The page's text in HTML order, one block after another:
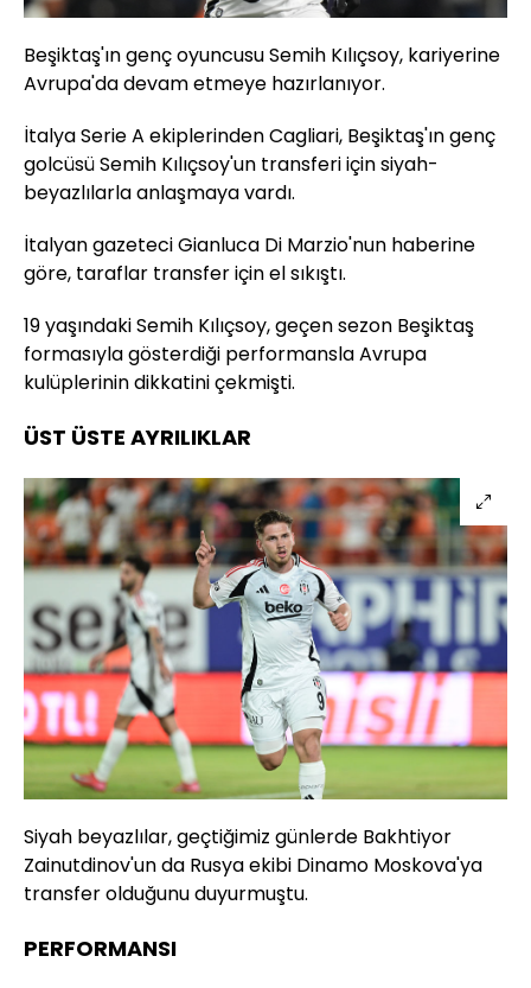
Beşiktaş'ın genç oyuncusu Semih Kılıçsoy, kariyerine
Avrupa'da devam etmeye hazırlanıyor.
İtalya Serie A ekiplerinden Cagliari, Beşiktaş'ın genç
golcüsü Semih Kılıçsoy'un transferi için siyah-
beyazlılarla anlaşmaya vardı.
İtalyan gazeteci Gianluca Di Marzio'nun haberine
göre, taraflar transfer için el sıkıştı.
19 yaşındaki Semih Kılıçsoy, geçen sezon Beşiktaş
formasıyla gösterdiği performansla Avrupa
kulüplerinin dikkatini çekmişti.
ÜST ÜSTE AYRILIKLAR
Siyah beyazlılar, geçtiğimiz günlerde Bakhtiyor
Zainutdinov'un da Rusya ekibi Dinamo Moskova'ya
transfer olduğunu duyurmuştu.
PERFORMANSI